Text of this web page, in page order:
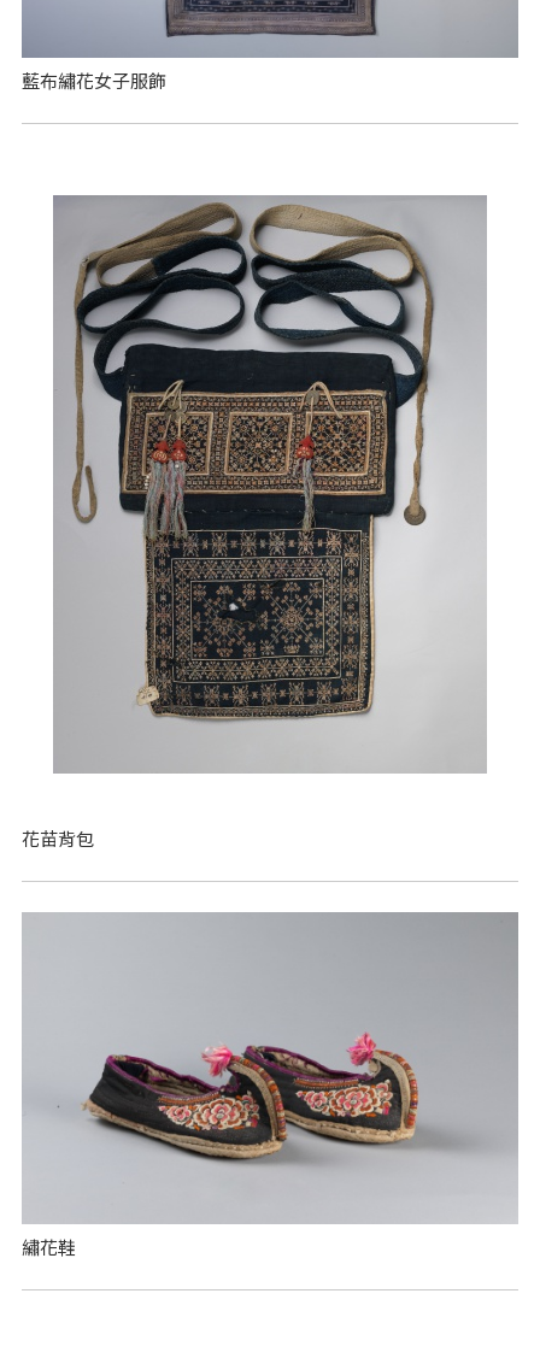
藍布繡花女子服飾
花苗背包
繡花鞋